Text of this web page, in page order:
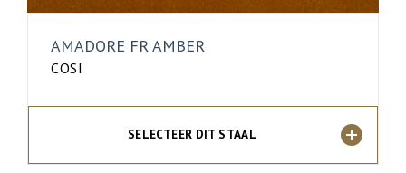
AMADORE FR AMBER
COSI
SELECTEER DIT STAAL